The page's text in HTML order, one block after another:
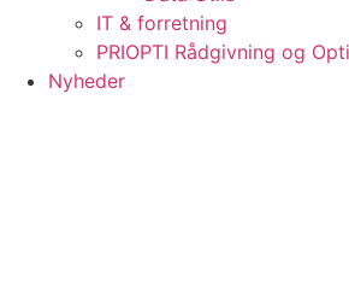
IT & forretning
PRIOPTI Rådgivning og
Nyheder